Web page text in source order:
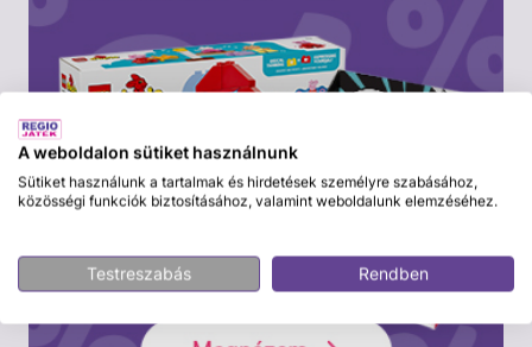
A weboldalon sütiket használnunk
Sütiket használunk a tartalmak és hirdetések személyre szabásához,
közösségi funkciók biztosításához, valamint weboldalunk elemzéséhez.
Testreszabás Rendben